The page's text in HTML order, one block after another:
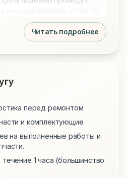
Читать подробнее
перед ремонтом
и комплектующие
на выполненные работы и
1 часа (большинство